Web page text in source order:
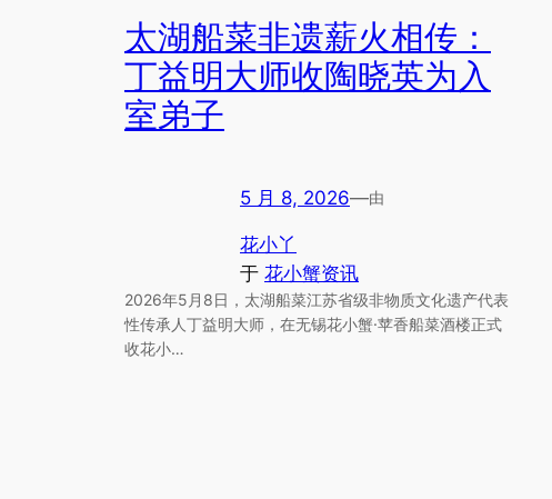
太湖船菜非遗薪火相传：
丁益明大师收陶晓英为入
室弟子
5 月 8, 2026—由
花小丫
于 花小蟹资讯
2026年5月8日，太湖船菜江苏省级非物质文化遗产代表
性传承人丁益明大师，在无锡花小蟹·苹香船菜酒楼正式
收花小…